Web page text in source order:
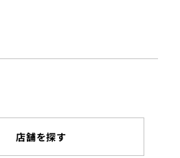
店舗を探す